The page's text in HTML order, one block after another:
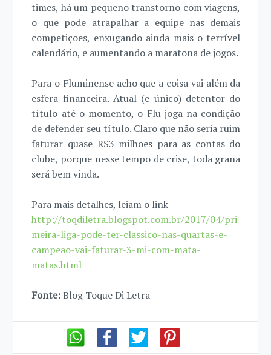
times, há um pequeno transtorno com viagens,
o que pode atrapalhar a equipe nas demais
competições, enxugando ainda mais o terrível
calendário, e aumentando a maratona de jogos.
Para o Fluminense acho que a coisa vai além da
esfera financeira. Atual (e único) detentor do
título até o momento, o Flu joga na condição
de defender seu título. Claro que não seria ruim
faturar quase R$3 milhões para as contas do
clube, porque nesse tempo de crise, toda grana
será bem vinda.
Para mais detalhes, leiam o link
http://toqdiletra.blogspot.com.br/2017/04/pri
meira-liga-pode-ter-classico-nas-quartas-e-
campeao-vai-faturar-3-mi-com-mata-
matas.html
Fonte:Blog Toque Di Letra